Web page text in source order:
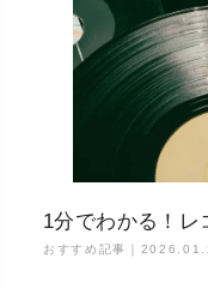
1分でわかる！レ
おすすめ記事｜